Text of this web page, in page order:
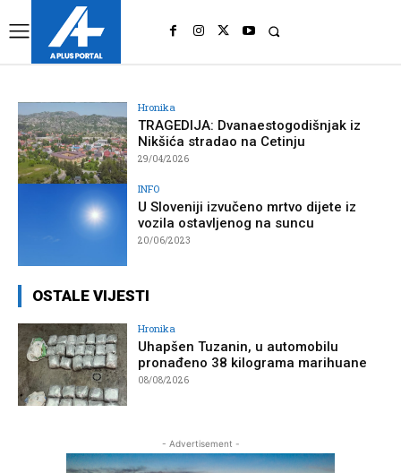
Hronika
TRAGEDIJA: Dvanaestogodišnjak iz
Nikšića stradao na Cetinju
29/04/2026
INFO
U Sloveniji izvučeno mrtvo dijete iz
vozila ostavljenog na suncu
20/06/2023
OSTALE VIJESTI
Hronika
Uhapšen Tuzanin, u automobilu
pronađeno 38 kilograma marihuane
08/08/2026
- Advertisement -